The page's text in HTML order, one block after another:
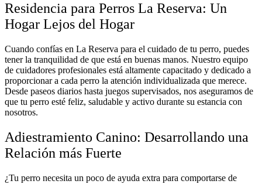
Residencia para Perros La Reserva: Un
Hogar Lejos del Hogar
Cuando confías en La Reserva para el cuidado de tu perro, puedes
tener la tranquilidad de que está en buenas manos. Nuestro equipo
de cuidadores profesionales está altamente capacitado y dedicado a
proporcionar a cada perro la atención individualizada que merece.
Desde paseos diarios hasta juegos supervisados, nos aseguramos de
que tu perro esté feliz, saludable y activo durante su estancia con
nosotros.
Adiestramiento Canino: Desarrollando una
Relación más Fuerte
¿Tu perro necesita un poco de ayuda extra para comportarse de